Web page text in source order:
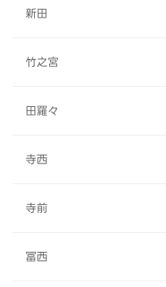
新田
竹之宮
田羅々
寺西
寺前
冨西